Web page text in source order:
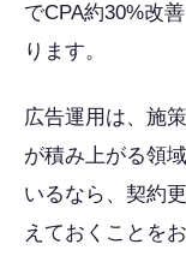
でCPA約30%改
ります。
広告運用は、施
が積み上がる領
いるなら、契約
えておくことを